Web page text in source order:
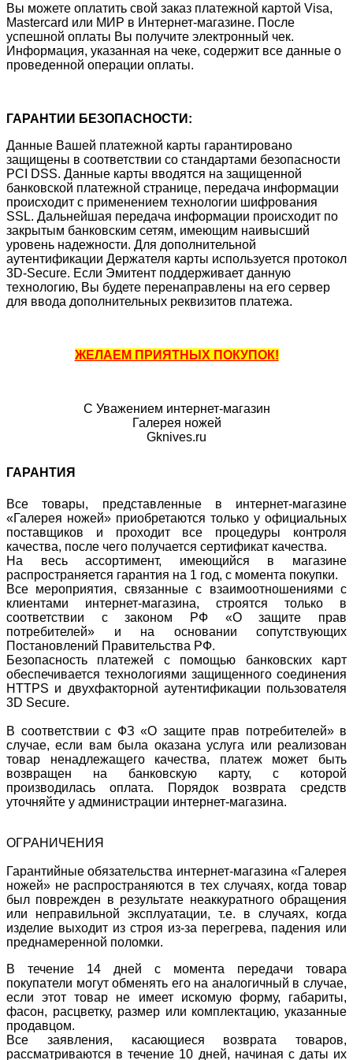
Вы можете оплатить свой заказ платежной картой Visa,
Mastercard или МИР в Интернет-магазине. После
успешной оплаты Вы получите электронный чек.
Информация, указанная на чеке, содержит все данные о
проведенной операции оплаты.
ГАРАНТИИ БЕЗОПАСНОСТИ:
Данные Вашей платежной карты гарантировано
защищены в соответствии со стандартами безопасности
PCI DSS. Данные карты вводятся на защищенной
банковской платежной странице, передача информации
происходит с применением технологии шифрования
SSL. Дальнейшая передача информации происходит по
закрытым банковским сетям, имеющим наивысший
уровень надежности. Для дополнительной
аутентификации Держателя карты используется протокол
3D-Secure. Если Эмитент поддерживает данную
технологию, Вы будете перенаправлены на его сервер
для ввода дополнительных реквизитов платежа.
ЖЕЛАЕМ ПРИЯТНЫХ ПОКУПОК!
С Уважением интернет-магазин
Галерея ножей
Gknives.ru
ГАРАНТИЯ
Все товары, представленные в интернет-магазине
«Галерея ножей» приобретаются только у официальных
поставщиков и проходит все процедуры контроля
качества, после чего получается сертификат качества.
На весь ассортимент, имеющийся в магазине
распространяется гарантия на 1 год, с момента покупки.
Все мероприятия, связанные с взаимоотношениями с
клиентами интернет-магазина, строятся только в
соответствии с законом РФ «О защите прав
потребителей» и на основании сопутствующих
Постановлений Правительства РФ.
Безопасность платежей с помощью банковских карт
обеспечивается технологиями защищенного соединения
HTTPS и двухфакторной аутентификации пользователя
3D Secure.
В соответствии с ФЗ «О защите прав потребителей» в
случае, если вам была оказана услуга или реализован
товар ненадлежащего качества, платеж может быть
возвращен на банковскую карту, с которой
производилась оплата. Порядок возврата средств
уточняйте у администрации интернет-магазина.
ОГРАНИЧЕНИЯ
Гарантийные обязательства интернет-магазина «Галерея
ножей» не распространяются в тех случаях, когда товар
был поврежден в результате неаккуратного обращения
или неправильной эксплуатации, т.е. в случаях, когда
изделие выходит из строя из-за перегрева, падения или
преднамеренной поломки.
В течение 14 дней с момента передачи товара
покупатели могут обменять его на аналогичный в случае,
если этот товар не имеет искомую форму, габариты,
фасон, расцветку, размер или комплектацию, указанные
продавцом.
Все заявления, касающиеся возврата товаров,
рассматриваются в течение 10 дней, начиная с даты их